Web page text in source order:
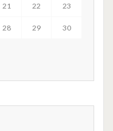
21 22 23
28 29 30